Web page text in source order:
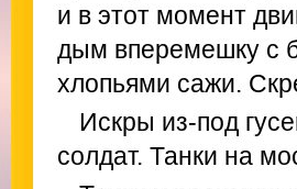
и в этот момент
дым вперемешку с
хлопьями сажи.
Искры из-под
солдат. Танки на